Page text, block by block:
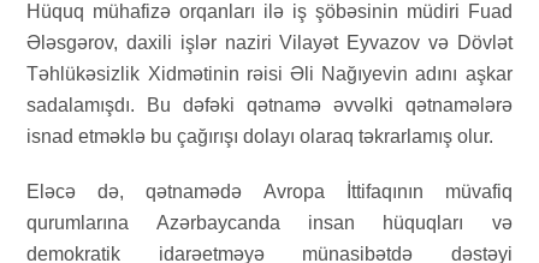
Hüquq mühafizə orqanları ilə iş şöbəsinin müdiri Fuad
Ələsgərov, daxili işlər naziri Vilayət Eyvazov və Dövlət
Təhlükəsizlik Xidmətinin rəisi Əli Nağıyevin adını aşkar
sadalamışdı. Bu dəfəki qətnamə əvvəlki qətnamələrə
isnad etməklə bu çağırışı dolayı olaraq təkrarlamış olur.
Eləcə də, qətnamədə Avropa İttifaqının müvafiq
qurumlarına Azərbaycanda insan hüquqları və
demokratik idarəetməyə münasibətdə dəstəyi